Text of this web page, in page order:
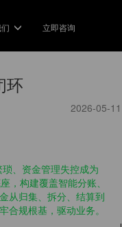
全域电商
美团/抖音/饿了么的分账小工具
智慧旅游
企业的核心竞争
生态合作伙伴
合作，成长，共赢
新闻中心
立即咨询
环
2026-05-11
、资金管理失控成为
，构建覆盖智能分账、
从归集、拆分、结算到
规根基，驱动业务。